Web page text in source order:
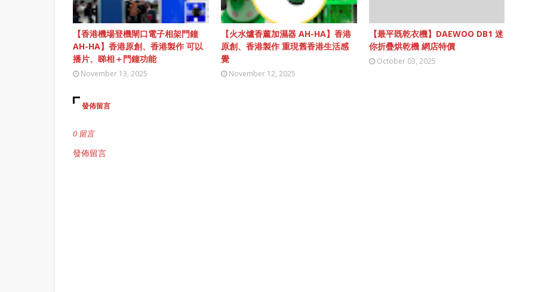
【香港機場登機閘口電子相架門鐘
AH-HA】香港原創、香港製作 可以
播片、睇相＋門鐘功能
November 13, 2025
【火水爐香薰加濕器 AH-HA】香港
原創、香港製作 重現舊香港生活感
覺
November 12, 2025
【最平既乾衣機】DAEWOO DB1 迷
你折疊烘乾機 網店特價
October 03, 2025
發佈留言
0 留言
發佈留言